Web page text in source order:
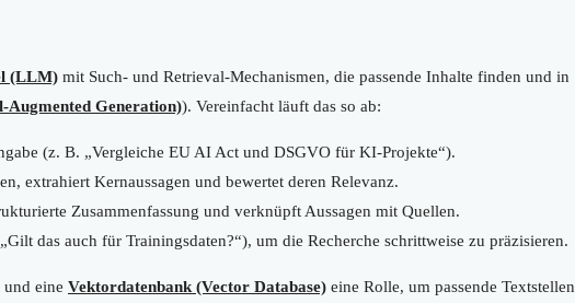
(LLM) mit Such- und Retrieval-Mechanismen, die passende Inhalte finden und in
Augmented Generation)). Vereinfacht läuft das so ab:
(z. B. „Vergleiche EU AI Act und DSGVO für KI-Projekte“).
extrahiert Kernaussagen und bewertet deren Relevanz.
Zusammenfassung und verknüpft Aussagen mit Quellen.
das auch für Trainingsdaten?“), um die Recherche schrittweise zu präzisieren.
und eine Vektordatenbank (Vector Database) eine Rolle, um passende Textstellen